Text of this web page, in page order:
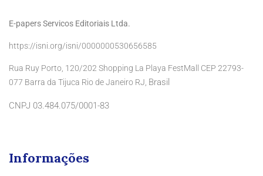
E-papers Servicos Editoriais Ltda.
https://isni.org/isni/0000000530656585
Rua Ruy Porto, 120/202 Shopping La Playa FestMall CEP 22793-
077 Barra da Tijuca Rio de Janeiro RJ, Brasil
CNPJ 03.484.075/0001-83
Informações